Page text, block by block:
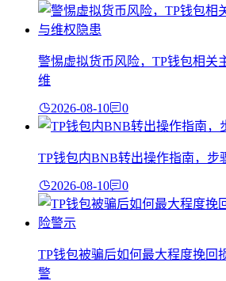
警惕虚拟货币风险，TP钱包相关
维
2026-08-10 0
TP钱包内BNB转出操作指南，步
2026-08-10 0
TP钱包被骗后如何最大程度挽回
警